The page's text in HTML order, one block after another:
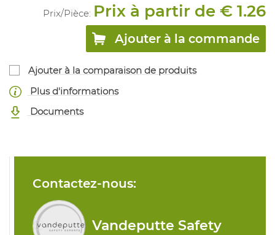
Prix/Pièce: Prix à partir de € 1.26
Ajouter à la commande
Ajouter à la comparaison de produits
Plus d'informations
Documents
Contactez-nous:
Vandeputte Safety